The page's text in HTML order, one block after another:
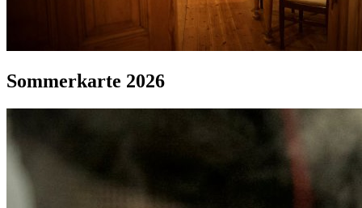
Sommerkarte 2026